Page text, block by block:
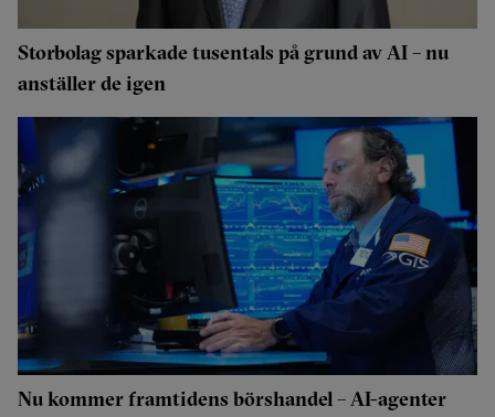
Storbolag sparkade tusentals på grund av AI – nu
anställer de igen
Nu kommer framtidens börshandel – AI-agenter